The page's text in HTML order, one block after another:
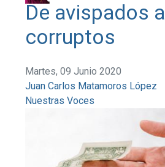
De avispados a
corruptos
Martes, 09 Junio 2020
Juan Carlos Matamoros López
Nuestras Voces